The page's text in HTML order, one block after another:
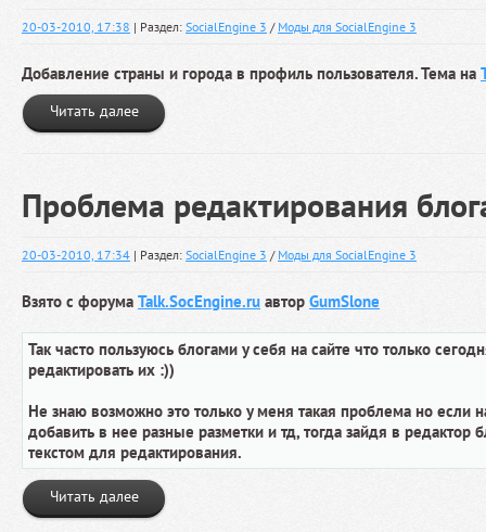
20-03-2010, 17:38 | Раздел: SocialEngine 3 / Моды для SocialEngine 3
Добавление страны и города в профиль пользователя. Тема на
Читать далее
Проблема редактирования
20-03-2010, 17:34 | Раздел: SocialEngine 3 / Моды для SocialEngine 3
Взято с форума Talk.SocEngine.ru автор GumSlone
Так часто пользуюсь блогами у себя на сайте что только
редактировать их :))
Не знаю возможно это только у меня такая проблема но если
добавить в нее разные разметки и тд, тогда зайдя в редактор
текстом для редактирования.
Читать далее